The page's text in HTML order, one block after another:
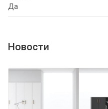
Да
Новости